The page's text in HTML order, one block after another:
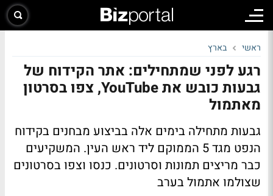
ראשי בארץ
רגע לפני שמתחילים: אתר הקידוח של
גבעות כובש את YouTube, צפו בסרטון
מאתמול
גבעות מתחילה בימים אלה בביצוע מבחנים בקידוח
הנפט מגד 5 הממוקם ליד ראש העין. המשקיעים
כבר מריצים תמונות וסרטונים. כנסו וצפו בסרטונים
שצולמו אתמול בערב